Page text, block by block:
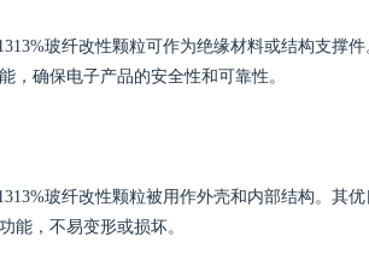
玻纤改性颗粒可作为绝缘材料或结构支撑
，确保电子产品的安全性和可靠性。
玻纤改性颗粒被用作外壳和内部结构。其
能，不易变形或损坏。